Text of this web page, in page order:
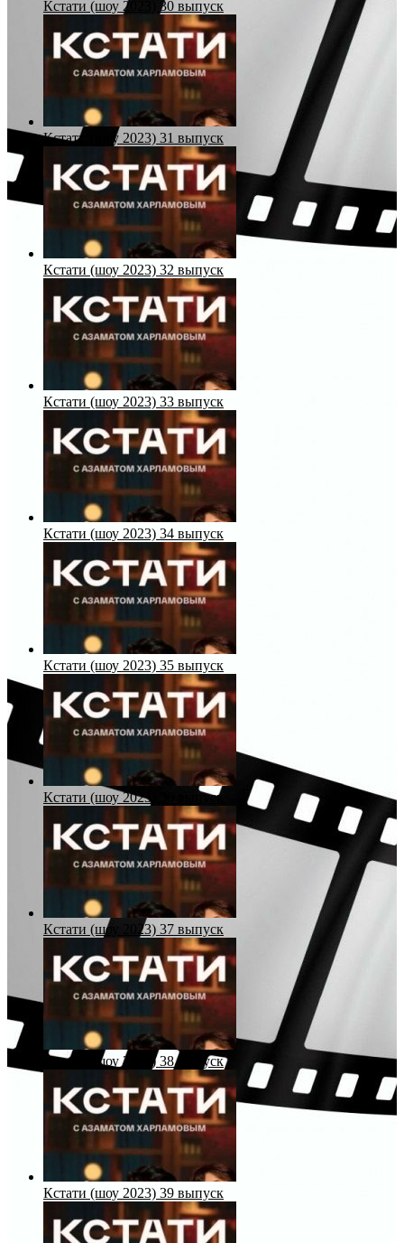
Кстати (шоу 2023) 30 выпуск
Кстати (шоу 2023) 31 выпуск
Кстати (шоу 2023) 32 выпуск
Кстати (шоу 2023) 33 выпуск
Кстати (шоу 2023) 34 выпуск
Кстати (шоу 2023) 35 выпуск
Кстати (шоу 2023) 36 выпуск
Кстати (шоу 2023) 37 выпуск
Кстати (шоу 2023) 38 выпуск
Кстати (шоу 2023) 39 выпуск